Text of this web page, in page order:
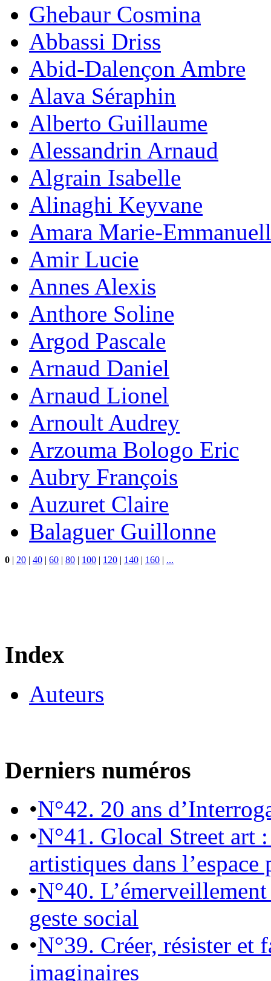
Ghebaur Cosmina
Abbassi Driss
Abid-Dalençon Ambre
Alava Séraphin
Alberto Guillaume
Alessandrin Arnaud
Algrain Isabelle
Alinaghi Keyvane
Amara Marie-
Amir Lucie
Annes Alexis
Anthore Soline
Argod Pascale
Arnaud Daniel
Arnaud Lionel
Arnoult Audrey
Arzouma Bologo Eric
Aubry François
Auzuret Claire
Balaguer Guillonne
0 | 20 | 40 | 60 | 80 | 100 | 120 | 140 | 160 | ...
Index
Auteurs
Derniers numéros
•N°42. 20 ans
•N°41. Glocal Street art
artistiques dans l’espace
•N°40.
geste social
•N°39. Créer, résister et
imaginaires